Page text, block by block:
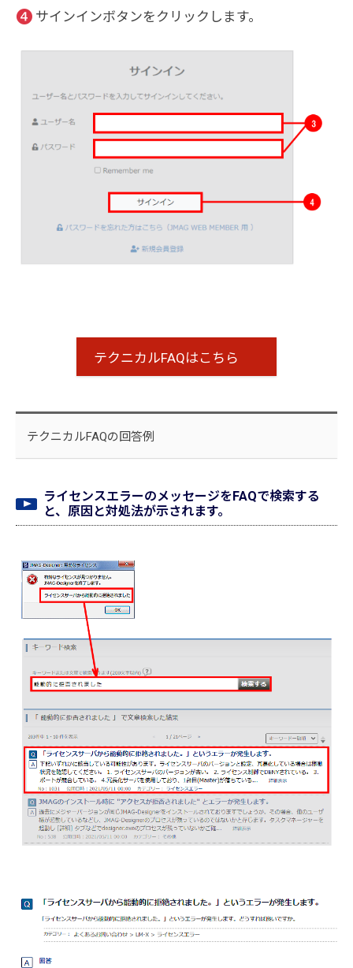
❹ サインインボタンをクリックします。
テクニカルFAQはこちら
テクニカルFAQの回答例
ライセンスエラーのメッセージをFAQで検索する
と、原因と対処法が示されます。